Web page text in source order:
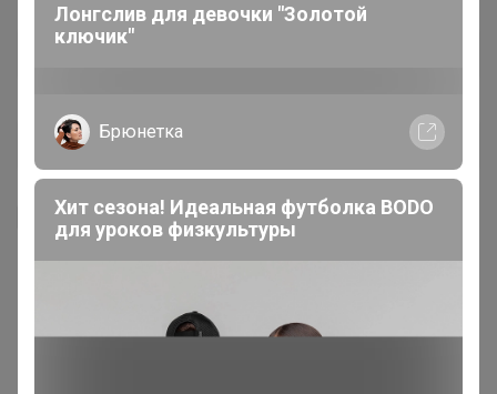
Я внимательно ознакомлен и полностью согласен
с условиями членства в клубе и правилами
Соглашение пользователя
,Политика
Лонгслив для девочки "Золотой
ключик"
Брюнетка
Хит сезона! Идеальная футболка BODO
для уроков физкультуры